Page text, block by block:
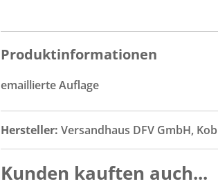
Produktinformationen
emaillierte Auflage
Hersteller: Versandhaus DFV GmbH,
Kunden kauften auch...